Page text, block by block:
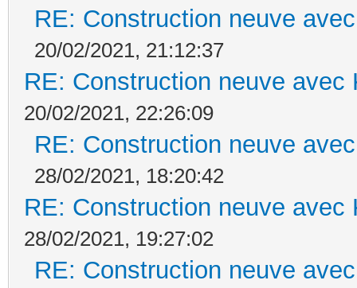
RE: Construction neuve
20/02/2021, 21:12:37
RE: Construction neuve avec
20/02/2021, 22:26:09
RE: Construction neuve
28/02/2021, 18:20:42
RE: Construction neuve avec
28/02/2021, 19:27:02
RE: Construction neuve